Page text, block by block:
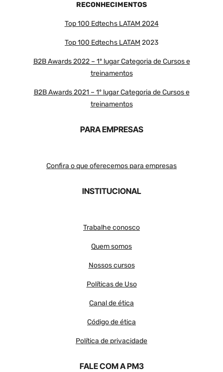
RECONHECIMENTOS
Top 100 Edtechs LATAM 2024
Top 100 Edtechs LATAM 2023
B2B Awards 2022 – 1º lugar Categoria de Cursos e
treinamentos
B2B Awards 2021 – 1º lugar Categoria de Cursos e
treinamentos
PARA EMPRESAS
Confira o que oferecemos para empresas
INSTITUCIONAL
Trabalhe conosco
Quem somos
Nossos cursos
Políticas de Uso
Canal de ética
Código de ética
Política de privacidade
FALE COM A PM3